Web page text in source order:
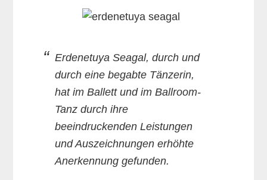
Erdenetuya Seagal, durch und
durch eine begabte Tänzerin,
hat im Ballett und im Ballroom-
Tanz durch ihre
beeindruckenden Leistungen
und Auszeichnungen erhöhte
Anerkennung gefunden.